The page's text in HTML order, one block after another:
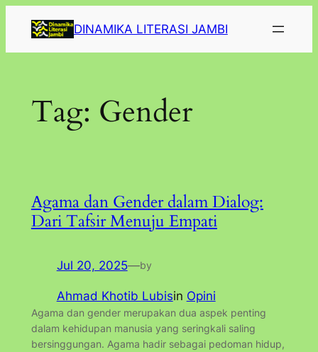
konten
DINAMIKA LITERASI JAMBI
Tag: Gender
Agama dan Gender dalam Dialog:
Dari Tafsir Menuju Empati
Jul 20, 2025—by
Ahmad Khotib Lubisin Opini
Agama dan gender merupakan dua aspek penting
dalam kehidupan manusia yang seringkali saling
bersinggungan. Agama hadir sebagai pedoman hidup,